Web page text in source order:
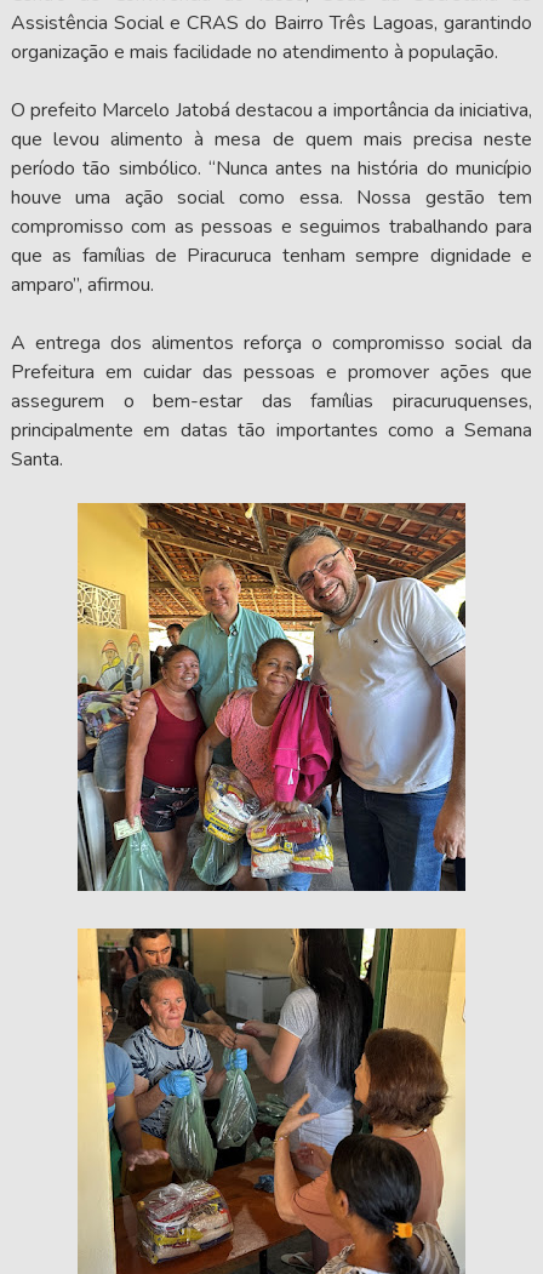
Assistência Social e CRAS do Bairro Três Lagoas, garantindo
organização e mais facilidade no atendimento à população.
O prefeito Marcelo Jatobá destacou a importância da iniciativa,
que levou alimento à mesa de quem mais precisa neste
período tão simbólico. “Nunca antes na história do município
houve uma ação social como essa. Nossa gestão tem
compromisso com as pessoas e seguimos trabalhando para
que as famílias de Piracuruca tenham sempre dignidade e
amparo”, afirmou.
A entrega dos alimentos reforça o compromisso social da
Prefeitura em cuidar das pessoas e promover ações que
assegurem o bem-estar das famílias piracuruquenses,
principalmente em datas tão importantes como a Semana
Santa.